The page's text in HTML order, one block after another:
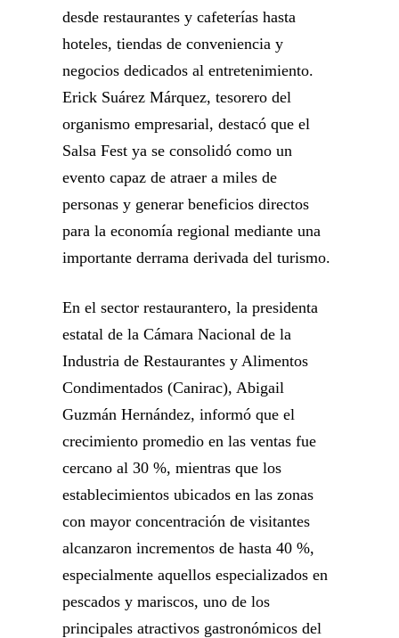
desde restaurantes y cafeterías hasta
hoteles, tiendas de conveniencia y
negocios dedicados al entretenimiento.
Erick Suárez Márquez, tesorero del
organismo empresarial, destacó que el
Salsa Fest ya se consolidó como un
evento capaz de atraer a miles de
personas y generar beneficios directos
para la economía regional mediante una
importante derrama derivada del turismo.
En el sector restaurantero, la presidenta
estatal de la Cámara Nacional de la
Industria de Restaurantes y Alimentos
Condimentados (Canirac), Abigail
Guzmán Hernández, informó que el
crecimiento promedio en las ventas fue
cercano al 30 %, mientras que los
establecimientos ubicados en las zonas
con mayor concentración de visitantes
alcanzaron incrementos de hasta 40 %,
especialmente aquellos especializados en
pescados y mariscos, uno de los
principales atractivos gastronómicos del